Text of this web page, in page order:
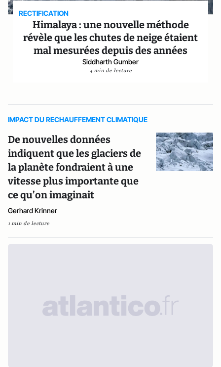
RECTIFICATION
Himalaya : une nouvelle méthode
révèle que les chutes de neige étaient
mal mesurées depuis des années
Siddharth Gumber
4 min de lecture
IMPACT DU RECHAUFFEMENT CLIMATIQUE
De nouvelles données
indiquent que les glaciers de
la planète fondraient à une
vitesse plus importante que
ce qu’on imaginait
Gerhard Krinner
1 min de lecture